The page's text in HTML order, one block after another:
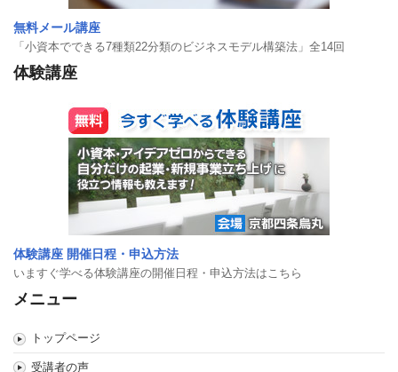
無料メール講座
「小資本でできる7種類22分類のビジネスモデル構築法」全14回
体験講座
体験講座 開催日程・申込方法
いますぐ学べる体験講座の開催日程・申込方法はこちら
メニュー
トップページ
受講者の声